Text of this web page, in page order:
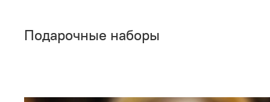
Подарочные наборы